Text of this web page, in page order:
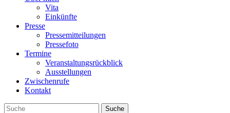
Vita
Einkünfte
Presse
Pressemitteilungen
Pressefoto
Termine
Veranstaltungsrückblick
Ausstellungen
Zwischenrufe
Kontakt